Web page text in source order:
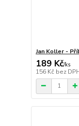
Jan Koller -
189 Kč/ks
156 Kč bez